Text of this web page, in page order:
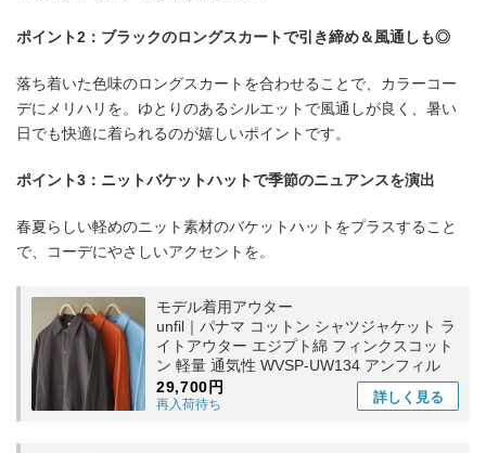
ポイント2：ブラックのロングスカートで引き締め＆風通しも◎
落ち着いた色味のロングスカートを合わせることで、カラーコー
デにメリハリを。ゆとりのあるシルエットで風通しが良く、暑い
日でも快適に着られるのが嬉しいポイントです。
ポイント3：ニットバケットハットで季節のニュアンスを演出
春夏らしい軽めのニット素材のバケットハットをプラスすること
で、コーデにやさしいアクセントを。
モデル着用アウター
unfil｜パナマ コットン シャツジャケット ラ
イトアウター エジプト綿 フィンクスコット
ン 軽量 通気性 WVSP-UW134 アンフィル
29,700円
再入荷待ち 詳しく 見る